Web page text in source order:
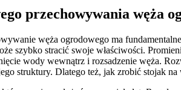
przechowywania węża
węża ogrodowego ma
szybko stracić swoje właściwości.
wody wewnątrz i rozsadzenie węża.
struktury. Dlatego też, jak zrobić stojak